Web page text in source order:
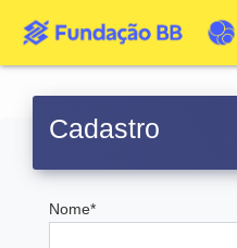
Cadastro
Nome*